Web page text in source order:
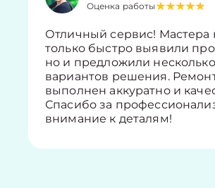
Оценка работы
Отличный сервис! Мастера
только быстро выявили
но и предложили несколько
вариантов решения.
выполнен аккуратно и
Спасибо за
внимание к деталям!